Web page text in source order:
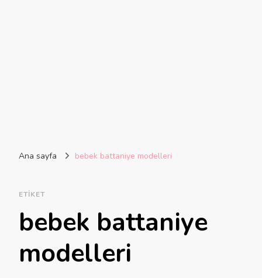
Ana sayfa bebek battaniye modelleri
ETIKET
bebek battaniye
modelleri